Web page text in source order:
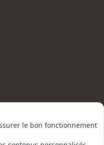
le bon fonctionnement